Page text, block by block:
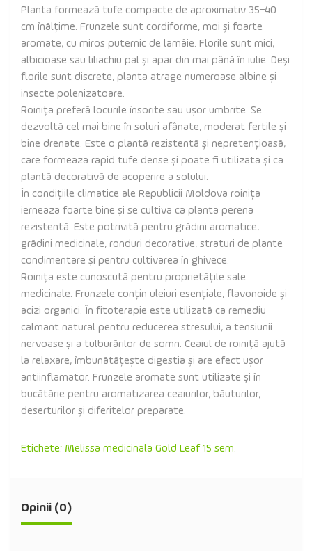
Planta formează tufe compacte de aproximativ 35–40
cm înălțime. Frunzele sunt cordiforme, moi și foarte
aromate, cu miros puternic de lămâie. Florile sunt mici,
albicioase sau liliachiu pal și apar din mai până în iulie. Deși
florile sunt discrete, planta atrage numeroase albine și
insecte polenizatoare.
Roinița preferă locurile însorite sau ușor umbrite. Se
dezvoltă cel mai bine în soluri afânate, moderat fertile și
bine drenate. Este o plantă rezistentă și nepretențioasă,
care formează rapid tufe dense și poate fi utilizată și ca
plantă decorativă de acoperire a solului.
În condițiile climatice ale Republicii Moldova roinița
iernează foarte bine și se cultivă ca plantă perenă
rezistentă. Este potrivită pentru grădini aromatice,
grădini medicinale, ronduri decorative, straturi de plante
condimentare și pentru cultivarea în ghivece.
Roinița este cunoscută pentru proprietățile sale
medicinale. Frunzele conțin uleiuri esențiale, flavonoide și
acizi organici. În fitoterapie este utilizată ca remediu
calmant natural pentru reducerea stresului, a tensiunii
nervoase și a tulburărilor de somn. Ceaiul de roiniță ajută
la relaxare, îmbunătățește digestia și are efect ușor
antiinflamator. Frunzele aromate sunt utilizate și în
bucătărie pentru aromatizarea ceaiurilor, băuturilor,
deserturilor și diferitelor preparate.
Etichete: Melissa medicinală Gold Leaf 15 sem.
Opinii (0)